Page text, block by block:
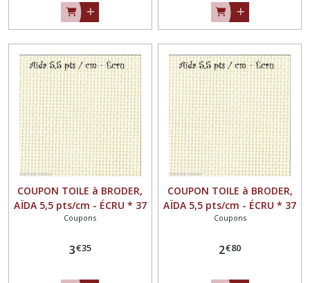
COUPON TOILE à BRODER,
AÏDA 5,5 pts/cm - ÉCRU * 37
x 50 cm *
Coupons
3€35
COUPON TOILE à BRODER,
AÏDA 5,5 pts/cm - ÉCRU * 37
x 41 cm *
Coupons
2€80